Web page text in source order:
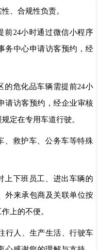
、合规性负责。
前24小时通过微信小程序
务中心申请访客预约，经
的危化品车辆需提前24小
请访客预约，经企业审核
规定在专用车道行驶。
、救护车、公务车等特殊
上下班员工、进出车辆的
外来承包商及关联单位按
上的不便。
行人、生产生活、行驶车